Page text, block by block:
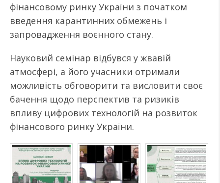
фінансовому ринку України з початком
введення карантинних обмежень і
запровадження воєнного стану.
Науковий семінар відбувся у жвавій
атмосфері, а його учасники отримали
можливість обговорити та висловити своє
бачення щодо перспектив та ризиків
впливу цифрових технологій на розвиток
фінансового ринку України.